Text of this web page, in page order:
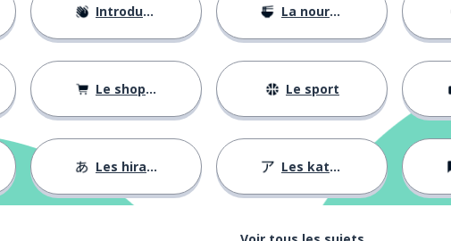
Introductions La nourriture
Le shopping Le sport
Les hiraganas Les katakanas